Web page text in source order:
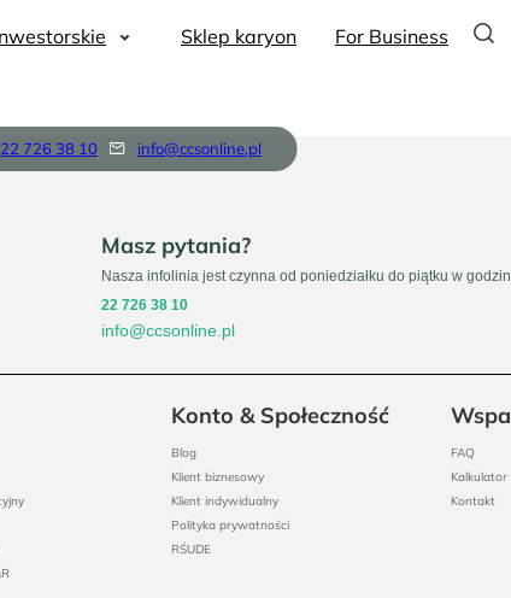
22 726 38 10 info@ccsonline.pl
Sklep karyon For Business
Masz pytania?
Nasza infolinia jest czynna od poniedziałku do piątku w
22 726 38 10
info@ccsonline.pl
Konto & Społeczność
Blog
Klient biznesowy
Klient indywidualny
Polityka prywatności
RŚUDE
FAQ
Kalkulator
Kontakt